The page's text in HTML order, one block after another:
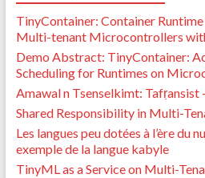
TinyContainer: Container
Multi-tenant Microcontrollers
Demo Abstract: TinyContainer:
Scheduling for Runtimes on
Amawal n Tsenselkimt:
Shared Responsibility in Multi-
Les langues peu dotées à l’ère du
exemple de la langue kabyle
TinyML as a Service on Multi-